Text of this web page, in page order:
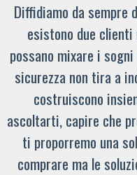
Diffidiamo da sempre
esistono due
possano mixare i
sicurezza non tira a
costruiscono
ascoltarti, capire che
ti proporremo una
comprare ma le